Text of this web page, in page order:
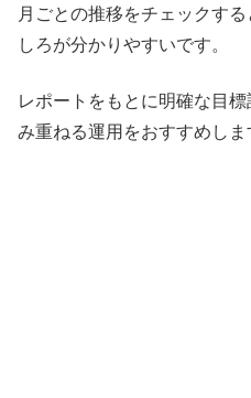
月ごとの推移をチェックす
しろが分かりやすいです。
レポートをもとに明確な目
み重ねる運用をおすすめしま